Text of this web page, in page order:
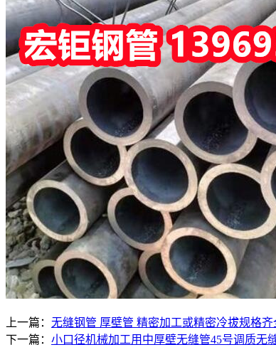
上一篇： 无缝钢管 厚壁管 精密加工或精密冷拔规格齐
下一篇： 小口径机械加工用中厚壁无缝管45号调质无